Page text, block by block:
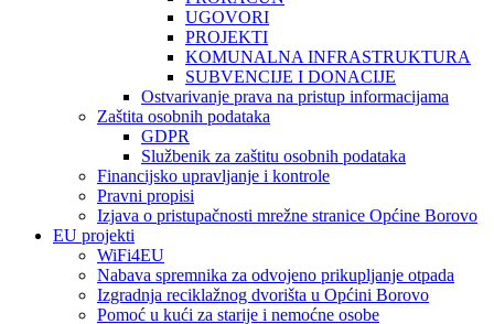
UGOVORI
PROJEKTI
KOMUNALNA INFRASTRUKTURA
SUBVENCIJE I DONACIJE
Ostvarivanje prava na pristup informacijama
Zaštita osobnih podataka
GDPR
Službenik za zaštitu osobnih podataka
Financijsko upravljanje i kontrole
Pravni propisi
Izjava o pristupačnosti mrežne stranice Općine Borovo
EU projekti
WiFi4EU
Nabava spremnika za odvojeno prikupljanje otpada
Izgradnja reciklažnog dvorišta u Općini Borovo
Pomoć u kući za starije i nemoćne osobe